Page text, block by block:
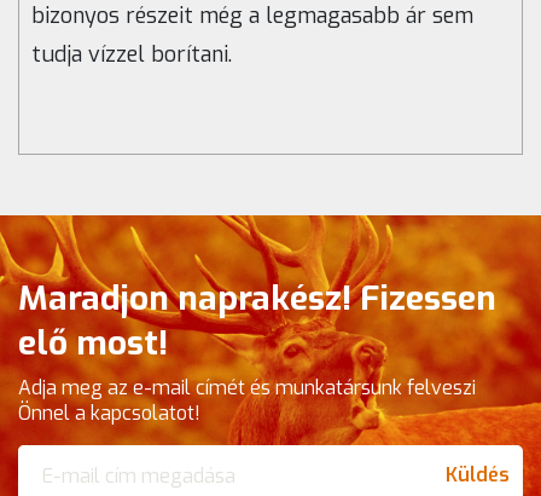
bizonyos részeit még a legmagasabb ár sem
tudja vízzel borítani.
Maradjon naprakész! Fizessen
elő most!
Adja meg az e-mail címét és munkatársunk felveszi
Önnel a kapcsolatot!
Küldés